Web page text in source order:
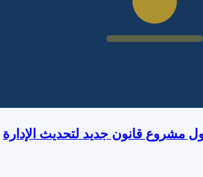
قانون جديد لتحديث الإدارة